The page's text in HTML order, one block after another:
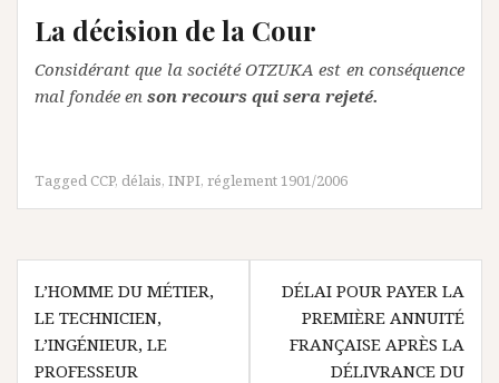
La décision de la Cour
Considérant que la société OTZUKA est en conséquence
mal fondée en son recours qui sera rejeté.
Tagged CCP, délais, INPI, réglement 1901/2006
Navigation
de
l’article
L’HOMME DU MÉTIER,
LE TECHNICIEN,
L’INGÉNIEUR, LE
PROFESSEUR
DÉLAI POUR PAYER LA
PREMIÈRE ANNUITÉ
FRANÇAISE APRÈS LA
DÉLIVRANCE DU